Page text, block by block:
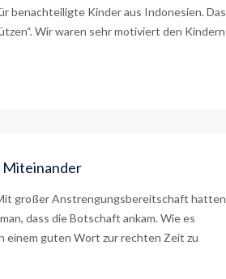
benachteiligte Kinder aus Indonesien. Das
Wir waren sehr motiviert den Kindern
Miteinander
großer Anstrengungsbereitschaft hatten
dass die Botschaft ankam. Wie es
einem guten Wort zur rechten Zeit zu